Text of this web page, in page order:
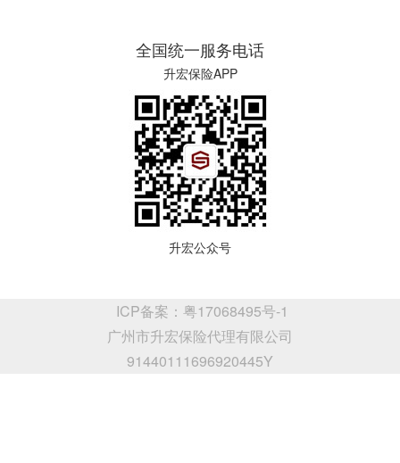
全国统一服务电话
升宏保险APP
升宏公众号
ICP备案：粤17068495号-1
广州市升宏保险代理有限公司
91440111696920445Y